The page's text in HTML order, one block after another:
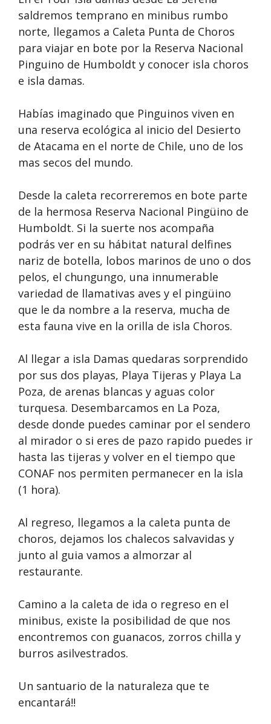
saldremos temprano en minibus rumbo
norte, llegamos a Caleta Punta de Choros
para viajar en bote por la Reserva Nacional
Pinguino de Humboldt y conocer isla choros
e isla damas.
Habías imaginado que Pinguinos viven en
una reserva ecológica al inicio del Desierto
de Atacama en el norte de Chile, uno de los
mas secos del mundo.
Desde la caleta recorreremos en bote parte
de la hermosa Reserva Nacional Pingüino de
Humboldt. Si la suerte nos acompaña
podrás ver en su hábitat natural delfines
nariz de botella, lobos marinos de uno o dos
pelos, el chungungo, una innumerable
variedad de llamativas aves y el pingüino
que le da nombre a la reserva, mucha de
esta fauna vive en la orilla de isla Choros.
Al llegar a isla Damas quedaras sorprendido
por sus dos playas, Playa Tijeras y Playa La
Poza, de arenas blancas y aguas color
turquesa. Desembarcamos en La Poza,
desde donde puedes caminar por el sendero
al mirador o si eres de pazo rapido puedes ir
hasta las tijeras y volver en el tiempo que
CONAF nos permiten permanecer en la isla
(1 hora).
Al regreso, llegamos a la caleta punta de
choros, dejamos los chalecos salvavidas y
junto al guia vamos a almorzar al
restaurante.
Camino a la caleta de ida o regreso en el
minibus, existe la posibilidad de que nos
encontremos con guanacos, zorros chilla y
burros asilvestrados.
Un santuario de la naturaleza que te
encantará!!